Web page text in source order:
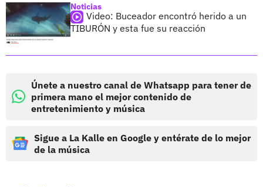
Noticias
Video: Buceador encontró herido a un
TIBURÓN y esta fue su reacción
Únete a nuestro canal de Whatsapp para tener de
primera mano el mejor contenido de
entretenimiento y música
Sigue a La Kalle en Google y entérate de lo mejor
de la música